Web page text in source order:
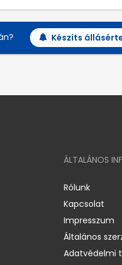
Készíts
ÁLTALÁNOS
Rólunk
Kapcsolat
Impresszum
Általános
Adatvédelmi